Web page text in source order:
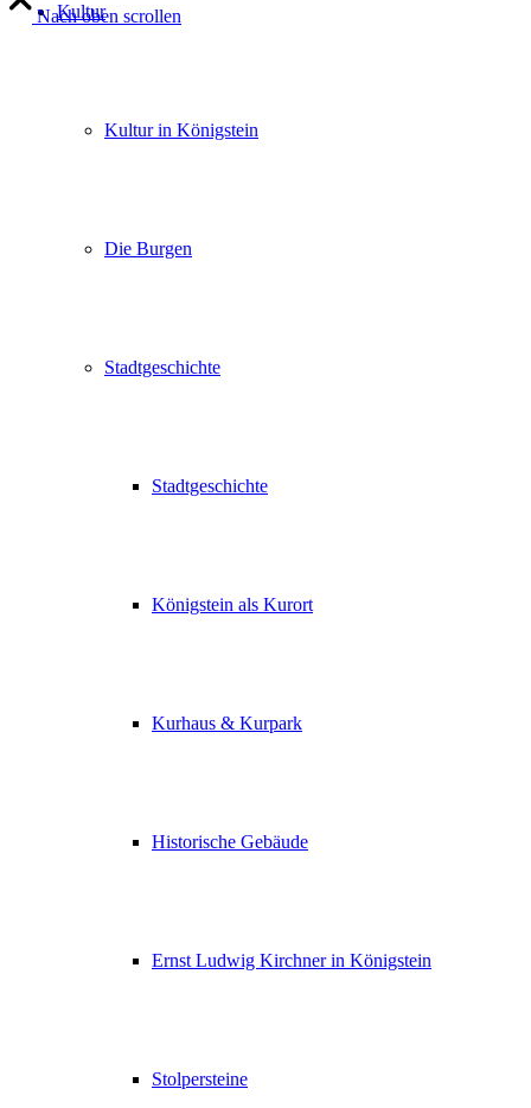
Kultur
Kultur in Königstein
Die Burgen
Stadtgeschichte
Stadtgeschichte
Königstein als Kurort
Kurhaus & Kurpark
Historische Gebäude
Ernst Ludwig Kirchner in Königstein
Stolpersteine
Nach oben scrollen